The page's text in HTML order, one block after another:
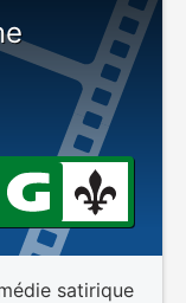
satirique